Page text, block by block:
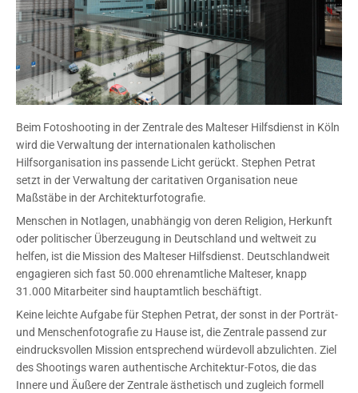
Beim Fotoshooting in der Zentrale des Malteser Hilfsdienst in Köln
wird die Verwaltung der internationalen katholischen
Hilfsorganisation ins passende Licht gerückt. Stephen Petrat
setzt in der Verwaltung der caritativen Organisation neue
Maßstäbe in der Architekturfotografie.
Menschen in Notlagen, unabhängig von deren Religion, Herkunft
oder politischer Überzeugung in Deutschland und weltweit zu
helfen, ist die Mission des Malteser Hilfsdienst. Deutschlandweit
engagieren sich fast 50.000 ehrenamtliche Malteser, knapp
31.000 Mitarbeiter sind hauptamtlich beschäftigt.
Keine leichte Aufgabe für Stephen Petrat, der sonst in der Porträt-
und Menschenfotografie zu Hause ist, die Zentrale passend zur
eindrucksvollen Mission entsprechend würdevoll abzulichten. Ziel
des Shootings waren authentische Architektur-Fotos, die das
Innere und Äußere der Zentrale ästhetisch und zugleich formell